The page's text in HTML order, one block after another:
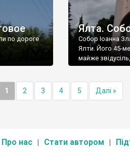
по дороге
Ялта.
Собор Іоанна
Ялти. Його 45-
майже
1 2 3 4 5 Далі »
Про нас Стати автором